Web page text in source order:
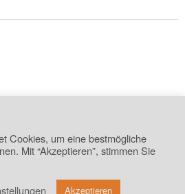
Cookies, um eine bestmögliche
Mit “Akzeptieren”, stimmen Sie
Akzeptieren